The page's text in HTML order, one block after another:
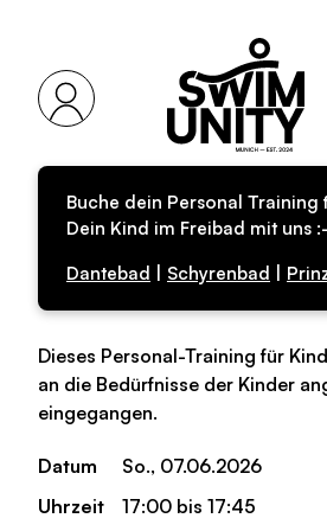
Buche dein Personal
Dein Kind im Freibad mit uns
Dantebad
Schyrenbad
Personal-
Kinder
Dieses Personal-Training für
an die Bedürfnisse der Kinder
eingegangen.
Datum
So., 07.06.2026
Uhrzeit
17:00 bis 17:45